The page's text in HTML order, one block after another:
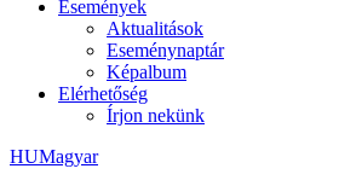
Események
Aktualitások
Eseménynaptár
Képalbum
Elérhetőség
Írjon nekünk
HUMagyar